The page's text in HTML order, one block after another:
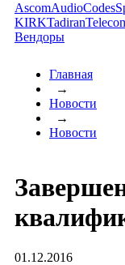
AscomAudioCodes
KIRK
Вендоры
Главная
→
Новости
→
Новости
01.12.2016